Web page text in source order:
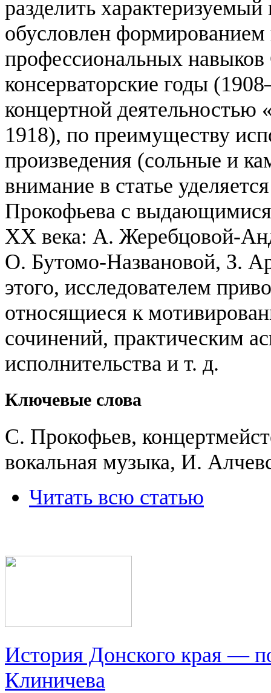
разделить
обусловлен
профессиональных
консерваторские годы
концертной деятельностью
1918), по преимуществу
произведения (сольные и
внимание в статье
Прокофьева с
XX века: А. Жеребцовой-
О. Бутомо-Названовой, З.
этого, исследователем
относящиеся к
сочинений, практическим
исполнительства и т. д.
Ключевые слова
С. Прокофьев,
вокальная музыка, И.
Читать всю статью
История Донского края —
Клиничева